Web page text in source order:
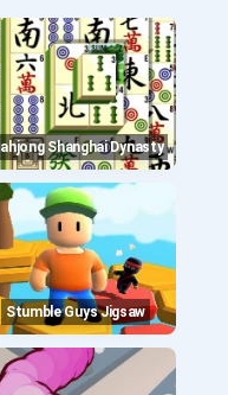
Mahjong Shanghai Dynasty
Stumble Guys Jigsaw